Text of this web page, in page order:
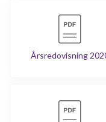
Årsredovisning